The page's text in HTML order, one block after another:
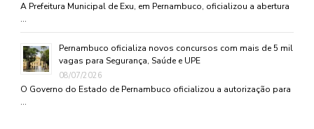
A Prefeitura Municipal de Exu, em Pernambuco, oficializou a abertura
…
Pernambuco oficializa novos concursos com mais de 5 mil
vagas para Segurança, Saúde e UPE
08/07/2026
O Governo do Estado de Pernambuco oficializou a autorização para
…